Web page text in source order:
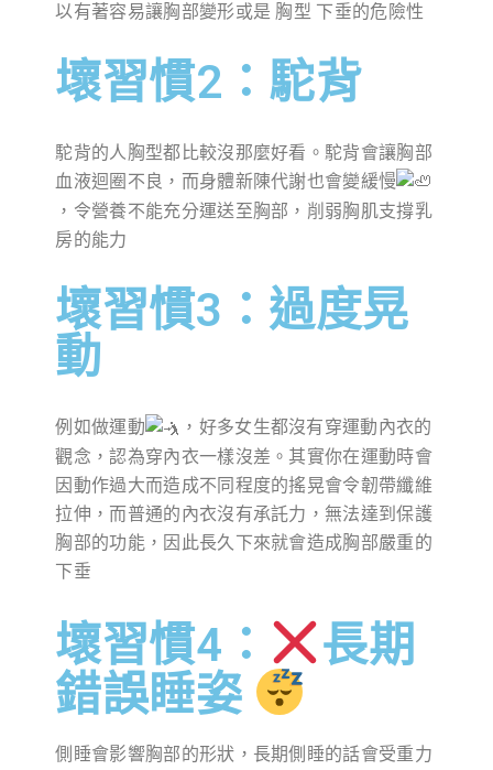
以有著容易讓胸部變形或是 胸型 下垂的危險性
壞習慣2：駝背
駝背的人胸型都比較沒那麼好看。駝背會讓胸部
血液迴圈不良，而身體新陳代謝也會變緩慢
，令營養不能充分運送至胸部，削弱胸肌支撐乳
房的能力
壞習慣3：過度晃
動
例如做運動
，好多女生都沒有穿運動內衣的
觀念，認為穿內衣一樣沒差。其實你在運動時會
因動作過大而造成不同程度的搖晃會令韌帶纖維
拉伸，而普通的內衣沒有承託力，無法達到保護
胸部的功能，因此長久下來就會造成胸部嚴重的
下垂
壞習慣4：
長期
錯誤睡姿
側睡會影響胸部的形狀，長期側睡的話會受重力